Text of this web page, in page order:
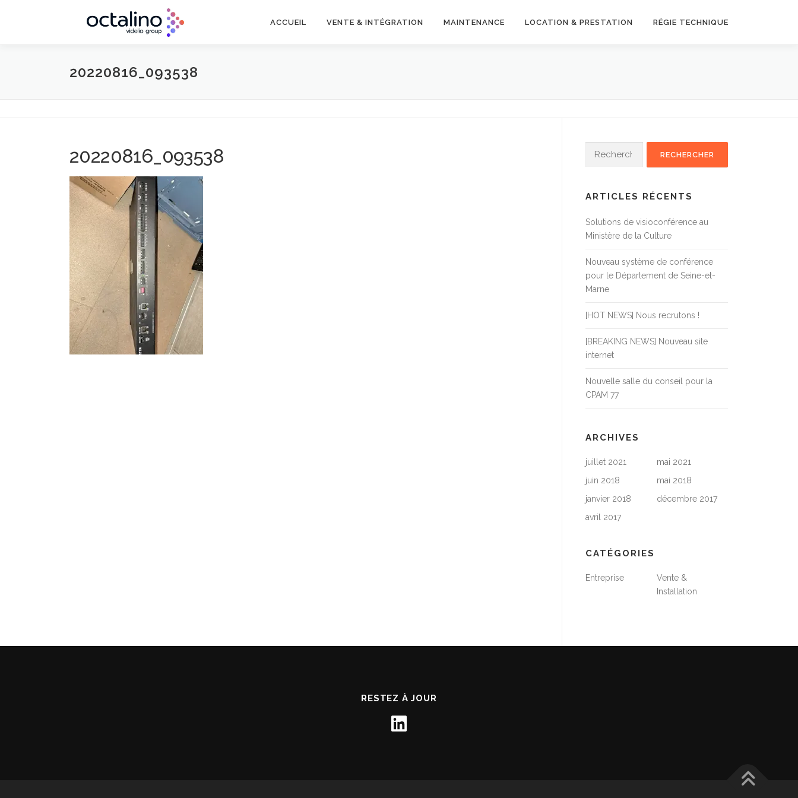
ACCUEIL VENTE & INTÉGRATION MAINTENANCE LOCATION & PRESTATION RÉGIE TECHNIQUE
20220816_093538
20220816_093538
ARTICLES RÉCENTS
Solutions de visioconférence au
Ministère de la Culture
Nouveau système de conférence
pour le Département de Seine-et-
Marne
[HOT NEWS] Nous recrutons !
[BREAKING NEWS] Nouveau site
internet
Nouvelle salle du conseil pour la
CPAM 77
ARCHIVES
juillet 2021
mai 2021
juin 2018
mai 2018
janvier 2018
décembre 2017
avril 2017
CATÉGORIES
Entreprise
Vente &
Installation
RESTEZ À JOUR